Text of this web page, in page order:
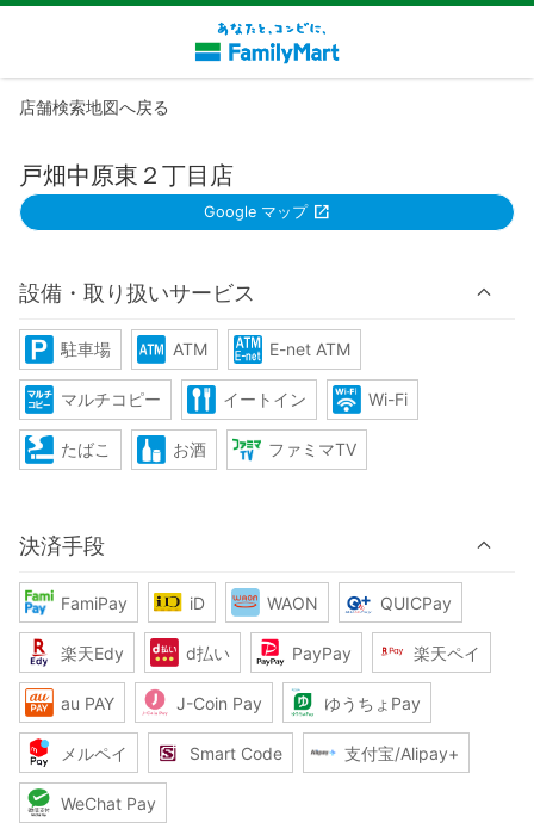
店舗検索地図へ戻る
戸畑中原東２丁目店
Google マップ
設備・取り扱いサービス
駐車場 ATM E-net ATM
マルチコピー イートイン Wi-Fi
たばこ お酒 ファミマTV
決済手段
FamiPay iD WAON QUICPay
楽天Edy d払い PayPay 楽天ペイ
au PAY J-Coin Pay ゆうちょPay
メルペイ Smart Code 支付宝/Alipay+
WeChat Pay